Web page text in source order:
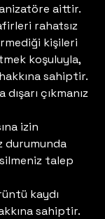
aittir.
rahatsız
kişileri
koşuluyla,
sahiptir.
çıkmanız
izin
durumunda
talep
kaydı
sahiptir.